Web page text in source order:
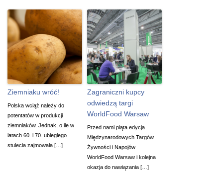
Ziemniaku wróć!
Polska wciąż należy do
potentatów w produkcji
ziemniaków. Jednak, o ile w
latach 60. i 70. ubiegłego
stulecia zajmowała […]
Zagraniczni kupcy
odwiedzą targi
WorldFood Warsaw
Przed nami piąta edycja
Międzynarodowych Targów
Żywności i Napojów
WorldFood Warsaw i kolejna
okazja do nawiązania […]